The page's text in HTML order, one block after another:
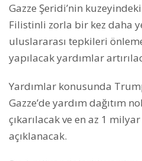
Gazze Şeridi’nin
Filistinli zorla bir kez daha
uluslararası tepkileri
yapılacak yardımlar
Yardımlar konusunda
Gazze’de yardım dağıtım
çıkarılacak ve en az 1
açıklanacak.